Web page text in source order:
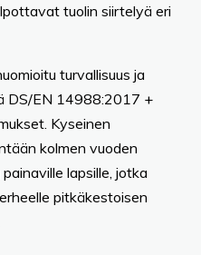
tuolin siirtelyä eri
turvallisuus ja
DS/EN 14988:2017 +
Kyseinen
kolmen vuoden
lapsille, jotka
pitkäkestoisen